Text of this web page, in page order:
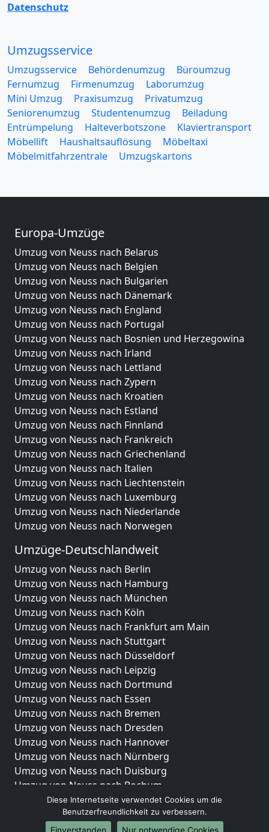
Datenschutz
Umzugsservice
Umzugsservice Behördenumzug
Büroumzug
Fernumzug
Firmenumzug
Laborumzug
Mini Umzug
Praxisumzug
Privatumzug
Seniorenumzug
Studentenumzug
Beiladung
Entrümpelung
Halteverbotszone
Klaviertransport
Möbellift
Haushaltsauflösung
Möbeltaxi
Möbelmitfahrzentrale
Umzugskartons
Europa-Umzüge
Umzug von Neuss nach Belarus
Umzug von Neuss nach Belgien
Umzug von Neuss nach Bulgarien
Umzug von Neuss nach Dänemark
Umzug von Neuss nach England
Umzug von Neuss nach Portugal
Umzug von Neuss nach Bosnien und Herzegowina
Umzug von Neuss nach Irland
Umzug von Neuss nach Lettland
Umzug von Neuss nach Zypern
Umzug von Neuss nach Kroatien
Umzug von Neuss nach Estland
Umzug von Neuss nach Finnland
Umzug von Neuss nach Frankreich
Umzug von Neuss nach Griechenland
Umzug von Neuss nach Italien
Umzug von Neuss nach Liechtenstein
Umzug von Neuss nach Luxemburg
Umzug von Neuss nach Niederlande
Umzug von Neuss nach Norwegen
Umzüge-Deutschlandweit
Umzug von Neuss nach Berlin
Umzug von Neuss nach Hamburg
Umzug von Neuss nach München
Umzug von Neuss nach Köln
Umzug von Neuss nach Frankfurt am Main
Umzug von Neuss nach Stuttgart
Umzug von Neuss nach Düsseldorf
Umzug von Neuss nach Leipzig
Umzug von Neuss nach Dortmund
Umzug von Neuss nach Essen
Umzug von Neuss nach Bremen
Umzug von Neuss nach Dresden
Umzug von Neuss nach Hannover
Umzug von Neuss nach Nürnberg
Umzug von Neuss nach Duisburg
Umzug von Neuss nach Bochum
Umzug von Neuss nach Wuppertal
Umzug von Neuss nach Bielefeld
Umzug von Neuss nach Bonn
Diese Internetseite verwendet Cookies um die
Benutzerfreundlichkeit zu verbessern.
Einverstanden
Nur notwendige Cookies